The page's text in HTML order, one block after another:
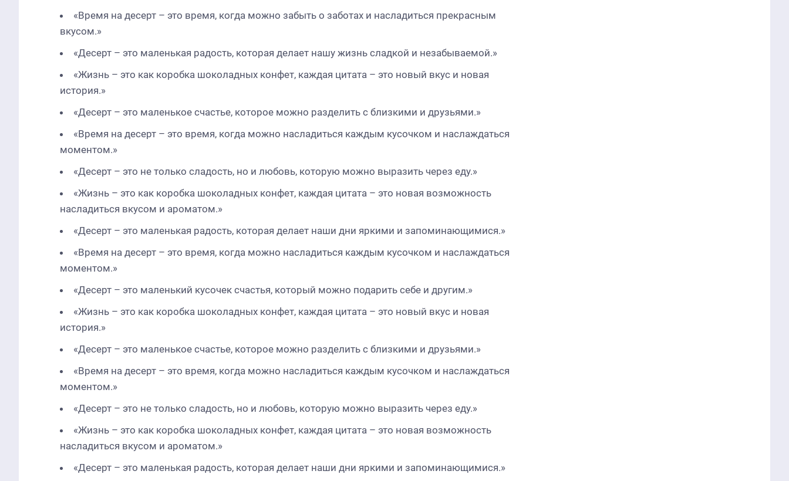
«Время на десерт – это время, когда можно забыть о заботах и насладиться прекрасным
вкусом.»
«Десерт – это маленькая радость, которая делает нашу жизнь сладкой и незабываемой.»
«Жизнь – это как коробка шоколадных конфет, каждая цитата – это новый вкус и новая
история.»
«Десерт – это маленькое счастье, которое можно разделить с близкими и друзьями.»
«Время на десерт – это время, когда можно насладиться каждым кусочком и наслаждаться
моментом.»
«Десерт – это не только сладость, но и любовь, которую можно выразить через еду.»
«Жизнь – это как коробка шоколадных конфет, каждая цитата – это новая возможность
насладиться вкусом и ароматом.»
«Десерт – это маленькая радость, которая делает наши дни яркими и запоминающимися.»
«Время на десерт – это время, когда можно насладиться каждым кусочком и наслаждаться
моментом.»
«Десерт – это маленький кусочек счастья, который можно подарить себе и другим.»
«Жизнь – это как коробка шоколадных конфет, каждая цитата – это новый вкус и новая
история.»
«Десерт – это маленькое счастье, которое можно разделить с близкими и друзьями.»
«Время на десерт – это время, когда можно насладиться каждым кусочком и наслаждаться
моментом.»
«Десерт – это не только сладость, но и любовь, которую можно выразить через еду.»
«Жизнь – это как коробка шоколадных конфет, каждая цитата – это новая возможность
насладиться вкусом и ароматом.»
«Десерт – это маленькая радость, которая делает наши дни яркими и запоминающимися.»